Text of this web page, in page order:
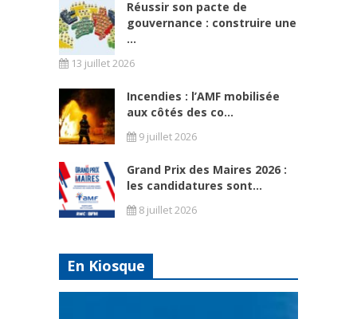
Réussir son pacte de
gouvernance : construire une
...
13 juillet 2026
Incendies : l’AMF mobilisée
aux côtés des co...
9 juillet 2026
Grand Prix des Maires 2026 :
les candidatures sont...
8 juillet 2026
En Kiosque